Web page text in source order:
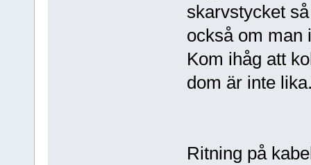
skarvstycket
också om man
Kom ihåg att
dom är inte
Ritning på